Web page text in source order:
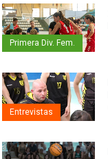
Primera Div. Fem.
Entrevistas